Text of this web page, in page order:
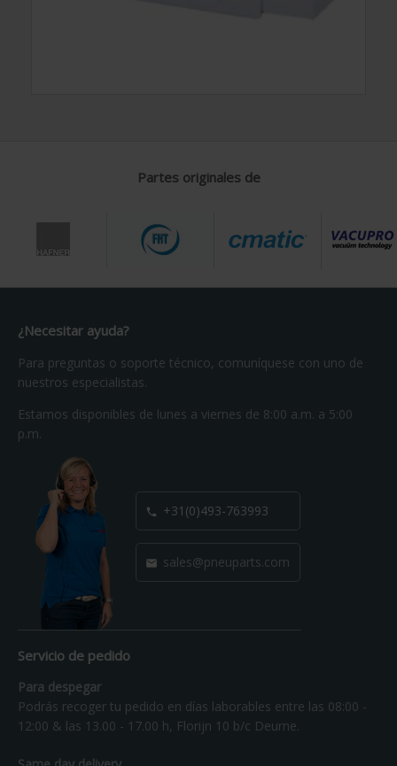
Partes originales de
¿Necesitar ayuda?
Para preguntas o soporte técnico, comuníquese con uno de
nuestros especialistas.
Estamos disponibles de lunes a viernes de 8:00 a.m. a 5:00
p.m.
 +31(0)493-763993
 sales@pneuparts.com
Servicio de pedido
Para despegar
Podrás recoger tu pedido en días laborables entre las 08:00 -
12:00 & las 13.00 - 17.00 h, Florijn 10 b/c Deurne.